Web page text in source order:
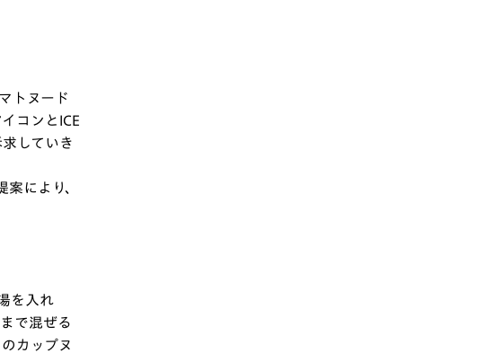
トヌード
コンとICE
していき
により、
を入れ
で混ぜる
カップヌ